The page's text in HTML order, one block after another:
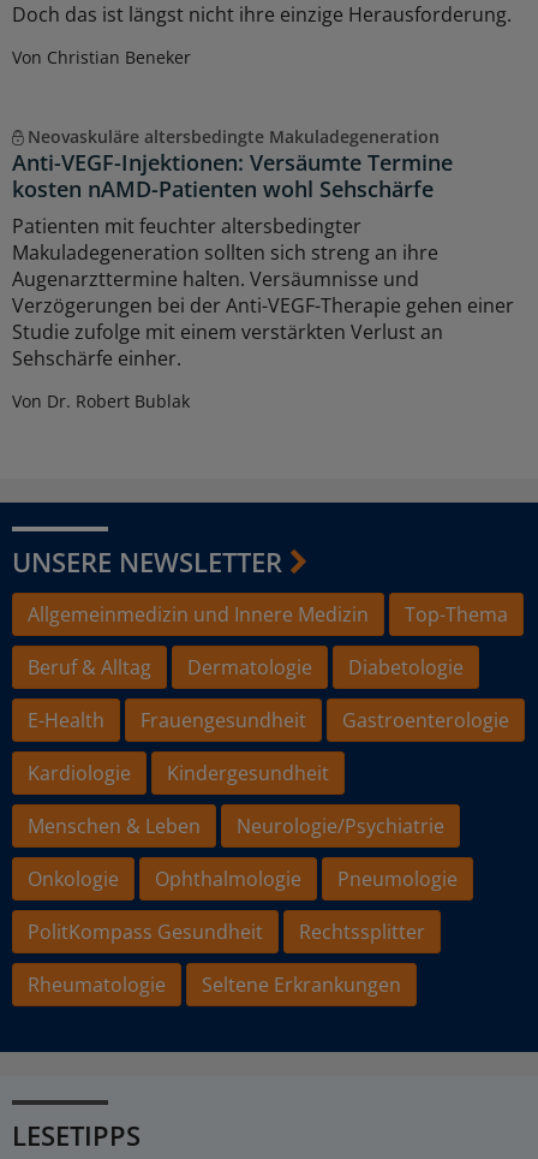
Doch das ist längst nicht ihre einzige Herausforderung.
Von Christian Beneker
Neovaskuläre altersbedingte Makuladegeneration
Anti-VEGF-Injektionen: Versäumte Termine
kosten nAMD-Patienten wohl Sehschärfe
Patienten mit feuchter altersbedingter
Makuladegeneration sollten sich streng an ihre
Augenarzttermine halten. Versäumnisse und
Verzögerungen bei der Anti-VEGF-Therapie gehen einer
Studie zufolge mit einem verstärkten Verlust an
Sehschärfe einher.
Von Dr. Robert Bublak
UNSERE NEWSLETTER
Allgemeinmedizin und Innere Medizin
Top-Thema
Beruf & Alltag
Dermatologie
Diabetologie
E-Health
Frauengesundheit
Gastroenterologie
Kardiologie
Kindergesundheit
Menschen & Leben
Neurologie/Psychiatrie
Onkologie
Ophthalmologie
Pneumologie
PolitKompass Gesundheit
Rechtssplitter
Rheumatologie
Seltene Erkrankungen
LESETIPPS